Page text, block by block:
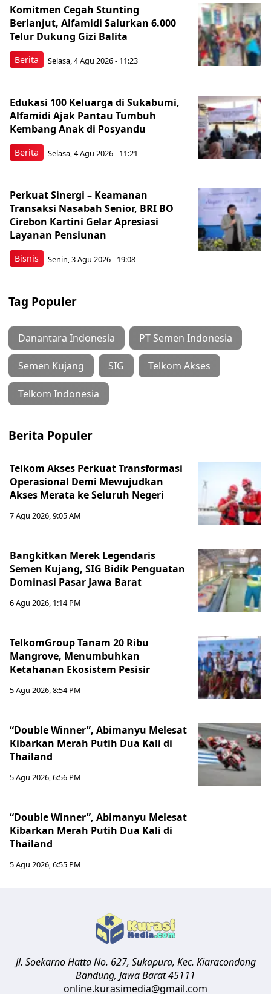
Berita
Komitmen Cegah Stunting
Berlanjut, Alfamidi Salurkan 6.000
Telur Dukung Gizi Balita
Selasa, 4 Agu 2026 - 11:23
Berita
Edukasi 100 Keluarga di Sukabumi,
Alfamidi Ajak Pantau Tumbuh
Kembang Anak di Posyandu
Selasa, 4 Agu 2026 - 11:21
Bisnis
Perkuat Sinergi – Keamanan
Transaksi Nasabah Senior, BRI BO
Cirebon Kartini Gelar Apresiasi
Layanan Pensiunan
Senin, 3 Agu 2026 - 19:08
Tag Populer
Danantara Indonesia PT Semen Indonesia
Semen Kujang SIG Telkom Akses
Telkom Indonesia
Berita Populer
Telkom Akses Perkuat Transformasi
Operasional Demi Mewujudkan
Akses Merata ke Seluruh Negeri
7 Agu 2026, 9:05 AM
Bangkitkan Merek Legendaris
Semen Kujang, SIG Bidik Penguatan
Dominasi Pasar Jawa Barat
6 Agu 2026, 1:14 PM
TelkomGroup Tanam 20 Ribu
Mangrove, Menumbuhkan
Ketahanan Ekosistem Pesisir
5 Agu 2026, 8:54 PM
“Double Winner”, Abimanyu Melesat
Kibarkan Merah Putih Dua Kali di
Thailand
5 Agu 2026, 6:56 PM
“Double Winner”, Abimanyu Melesat
Kibarkan Merah Putih Dua Kali di
Thailand
5 Agu 2026, 6:55 PM
Jl. Soekarno Hatta No. 627, Sukapura, Kec. Kiaracondong
Bandung, Jawa Barat45111
online.kurasimedia@gmail.com